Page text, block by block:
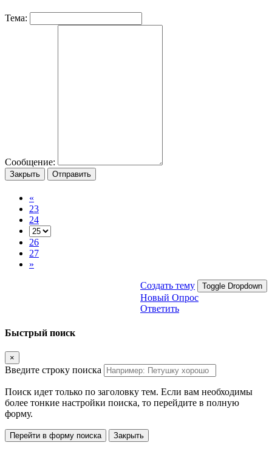
Тема:
Сообщение:
Закрыть Отправить
«
23
24
26
27
»
Создать тему Toggle Dropdown
Новый Опрос
Ответить
Быстрый поиск
×
Введите строку поиска
Поиск идет только по заголовку тем. Если вам необходимы
более тонкие настройки поиска, то перейдите в полную
форму.
Перейти в форму поиска Закрыть